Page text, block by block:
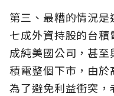
第三、最糟的情況
七成外資持股的台
成純美國公司，甚
積電整個下市，由於
為了避免利益衝突